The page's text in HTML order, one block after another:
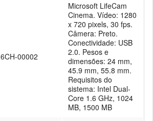
6CH-00002
Microsoft LifeCam
Cinema. Vídeo: 1280
x 720 pixels, 30 fps.
Câmera: Preto.
Conectividade: USB
2.0. Pesos e
dimensões: 24 mm,
45.9 mm, 55.8 mm.
Requisitos do
sistema: Intel Dual-
Core 1.6 GHz, 1024
MB, 1500 MB